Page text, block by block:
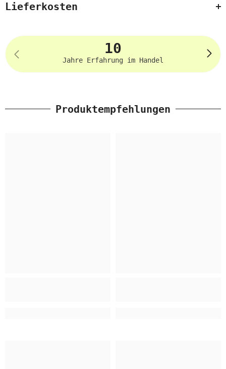
Lieferkosten
10
Jahre Erfahrung im Handel
Produktempfehlungen